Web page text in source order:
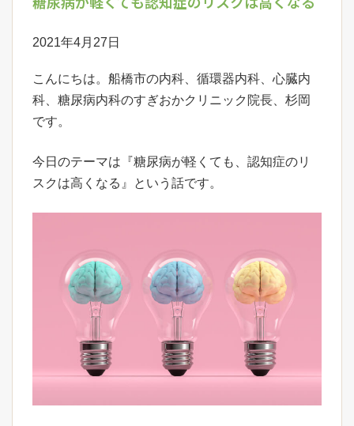
2021年4月27日
こんにちは。船橋市の内科、循環器内科、心臓内
科、糖尿病内科のすぎおかクリニック院長、杉岡
です。
今日のテーマは『糖尿病が軽くても、認知症のリ
スクは高くなる』という話です。